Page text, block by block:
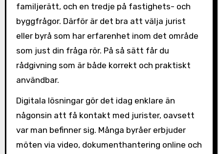
familjerätt, och en tredje på fastighets- och
byggfrågor. Därför är det bra att välja jurist
eller byrå som har erfarenhet inom det område
som just din fråga rör. På så sätt får du
rådgivning som är både korrekt och praktiskt
användbar.
Digitala lösningar gör det idag enklare än
någonsin att få kontakt med jurister, oavsett
var man befinner sig. Många byråer erbjuder
möten via video, dokumenthantering online och